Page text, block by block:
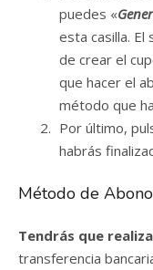
puedes «
esta casilla.
de crear el
que hacer el
método que
Por último,
habrás
Método de
Tendrás que
transferencia